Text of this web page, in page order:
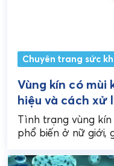
Chuyên trang sức
Vùng kín có mùi
hiệu và cách xử
Tình trạng vùng
phổ biến ở nữ giới,